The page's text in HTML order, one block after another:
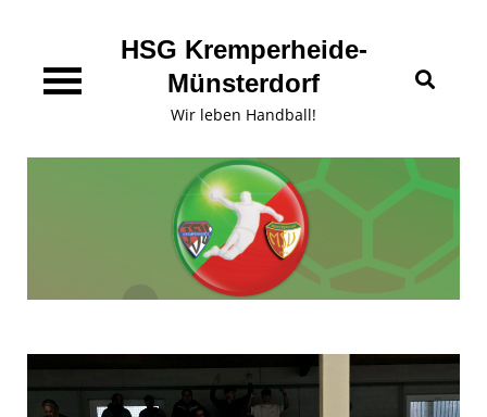
content
HSG Kremperheide-
Münsterdorf
Wir leben Handball!